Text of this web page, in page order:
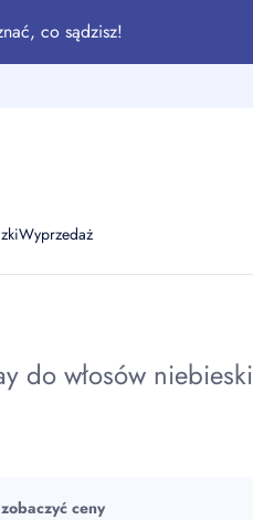
co sądzisz!
Wyprzedaż
do włosów niebieski
ceny